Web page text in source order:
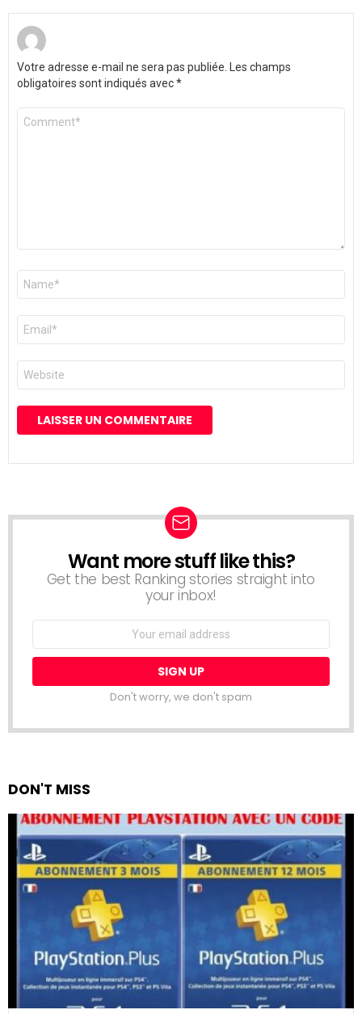
Votre adresse e-mail ne sera pas publiée.
Les champs
obligatoires sont indiqués avec*
Commentaire
Nom
E-
mail
*
Site
web
NEWSLETTER
Want more stuff like this?
Get the best Ranking stories straight into
your inbox!
Email
Don't worry, we don't spam
DON'T MISS